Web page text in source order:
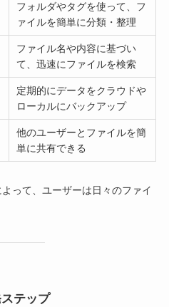
フォルダやタグを使って、フ
ァイルを簡単に分類・整理
ファイル名や内容に基づい
て、迅速にファイルを検索
定期的にデータをクラウドや
ローカルにバックアップ
他のユーザーとファイルを簡
単に共有できる
って、ユーザーは日々のファイ
テップ